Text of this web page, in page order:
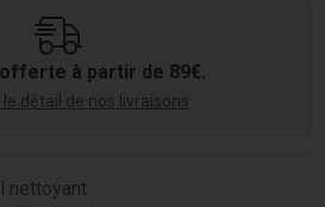
à partir de 89€.
détail de nos livraisons
nettoyant